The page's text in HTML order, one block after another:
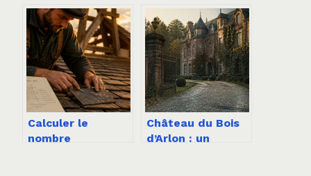
faire et quels
risques pour
votre projet
immobilier ?
guide complet
pour comprendre
les vrais coûts
Calculer le
nombre
Château du Bois
d’Arlon : un